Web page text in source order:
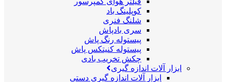
کوپلینگ باد
شلنگ فنری
سری بادپاش
پیستوله رنگ پاش
پیستوله کنیتکس پاش
چکش تخریب بادی
ابزار آلات اندازه گیری
ابزار آلات اندازه گیری دستی